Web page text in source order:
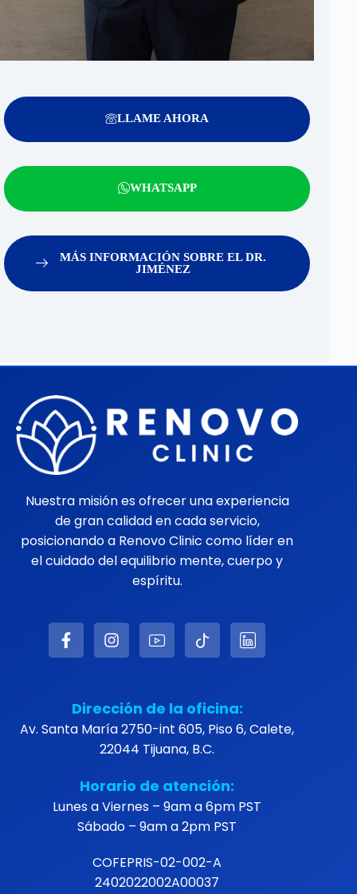
LLAME AHORA
WHATSAPP
MÁS INFORMACIÓN SOBRE EL DR.
JIMÉNEZ
Nuestra misión es ofrecer una experiencia
de gran calidad en cada servicio,
posicionando a Renovo Clinic como líder en
el cuidado del equilibrio mente, cuerpo y
espíritu.
Dirección de la oficina:
Av. Santa María 2750-int 605, Piso 6, Calete,
22044 Tijuana, B.C.
Horario de atención:
Lunes a Viernes – 9am a 6pm PST
Sábado – 9am a 2pm PST
COFEPRIS-02-002-A
2402022002A00037